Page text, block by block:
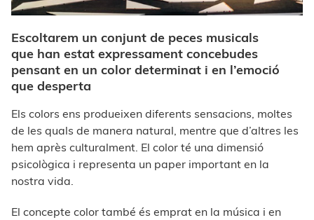
Escoltarem un conjunt de peces musicals
que han estat expressament concebudes
pensant en un color determinat i en l’emoció
que desperta
Els colors ens produeixen diferents sensacions, moltes
de les quals de manera natural, mentre que d’altres les
hem après culturalment. El color té una dimensió
psicològica i representa un paper important en la
nostra vida.
El concepte color també és emprat en la música i en